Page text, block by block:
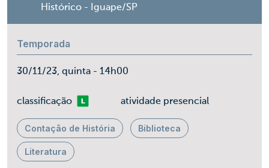
Histórico - Iguape/SP
Temporada
30/11/23, quinta - 14h00
classificaçãoLivre atividade presencial
Contação de História Biblioteca
Literatura